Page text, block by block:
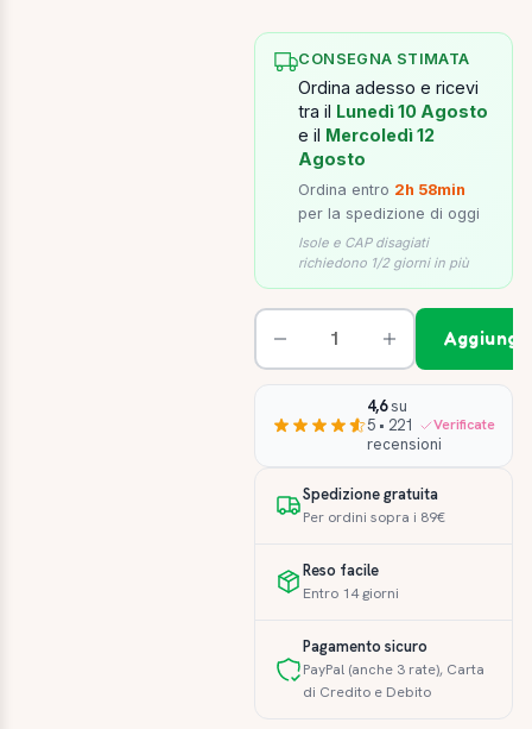
CONSEGNA STIMATA
Ordina adesso e ricevi
tra il Lunedì 10 Agosto
e il Mercoledì 12
Agosto
Ordina entro 2h 58min
per la spedizione di oggi
Isole e CAP disagiati
richiedono 1/2 giorni in più
4,6su
5 • 221
recensioni
Verificate
Spedizione gratuita
Per ordini sopra i 89€
Reso facile
Entro 14 giorni
Pagamento sicuro
PayPal (anche 3 rate), Carta
di Credito e Debito